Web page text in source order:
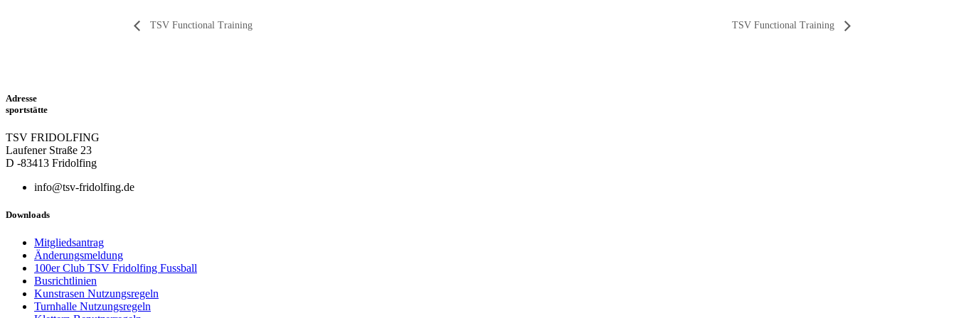
TSV Functional Training TSV Functional Training
Adresse
sportstätte
TSV FRIDOLFING
Laufener Straße 23
D -83413 Fridolfing
info@tsv-fridolfing.de
Downloads
Mitgliedsantrag
Änderungsmeldung
100er Club TSV Fridolfing Fussball
Busrichtlinien
Kunstrasen Nutzungsregeln
Turnhalle Nutzungsregeln